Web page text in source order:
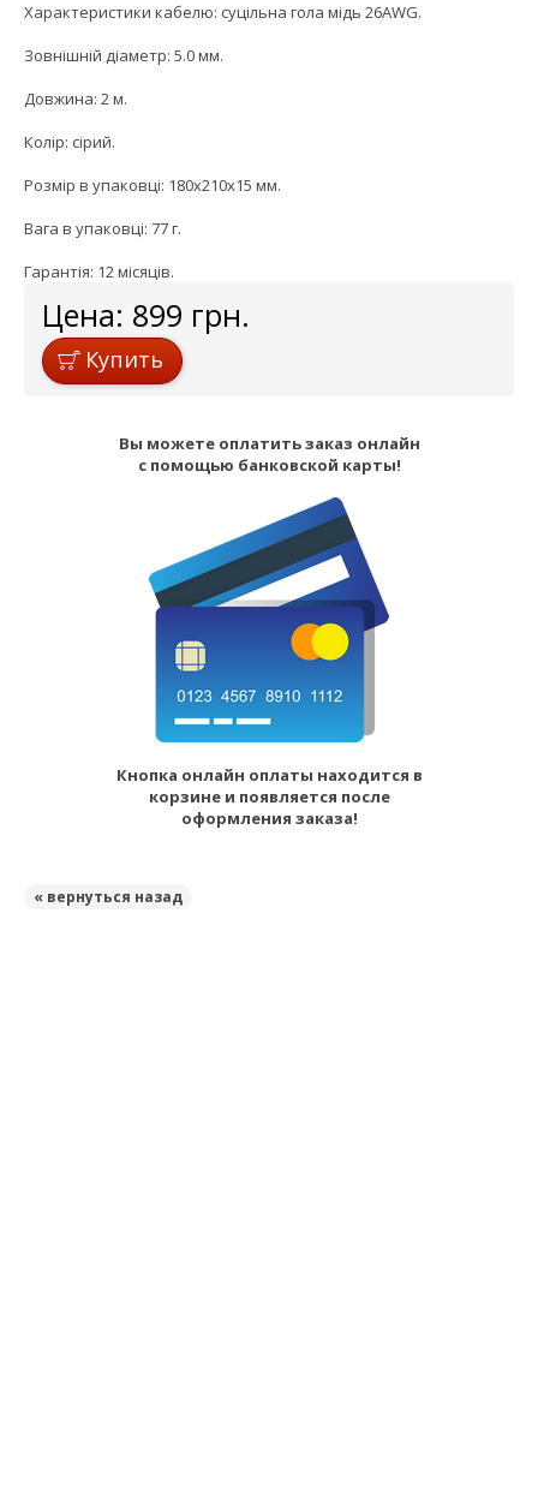
Характеристики кабелю: суцільна гола мідь 26AWG.
Зовнішній діаметр: 5.0 мм.
Довжина: 2 м.
Колір: сірий.
Розмір в упаковці: 180x210x15 мм.
Вага в упаковці: 77 г.
Гарантія: 12 місяців.
Цена: 899 грн.
Купить
Вы можете оплатить заказ онлайн
с помощью банковской карты!
Кнопка онлайн оплаты находится в
корзине и появляется после
оформления заказа!
« вернуться назад